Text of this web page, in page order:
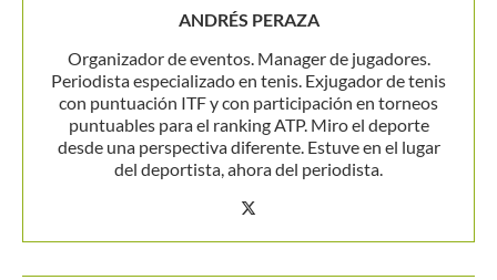
ANDRÉS PERAZA
Organizador de eventos. Manager de jugadores.
Periodista especializado en tenis. Exjugador de tenis
con puntuación ITF y con participación en torneos
puntuables para el ranking ATP. Miro el deporte
desde una perspectiva diferente. Estuve en el lugar
del deportista, ahora del periodista.